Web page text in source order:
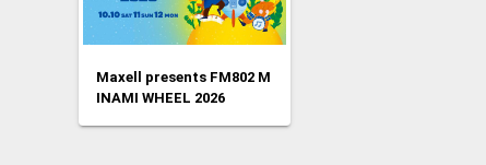
Maxell presents FM802 M
INAMI WHEEL 2026